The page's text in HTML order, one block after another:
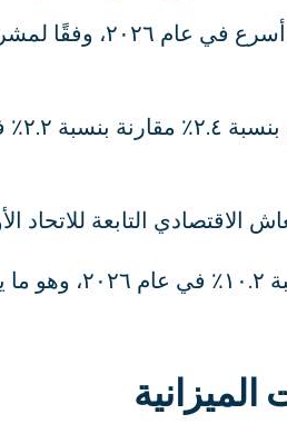
تتوقع اليونان أن
الاقتصادي التابعة
ومن المتوقع أن
الميزانية